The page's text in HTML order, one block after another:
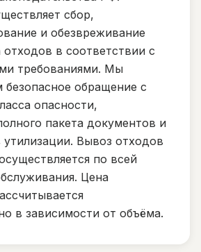
сбор,
и обезвреживание
в соответствии с
требованиями. Мы
безопасное обращение с
опасности,
пакета документов и
утилизации. Вывоз отходов
по всей
Цена
в зависимости от объёма.